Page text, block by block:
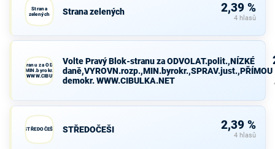
Strana
zelených
Strana zelených 2,39 %
4 hlasů
Blok-stranu za ODVOLAT.polit.,NÍZKÉ
demokr. WWW.CIBULKA.NET
Volte Pravý Blok-stranu za ODVOLAT.polit.,NÍZKÉ
daně,VYROVN.rozp.,MIN.byrokr.,SPRAV.just.,PŘÍMOU
demokr. WWW.CIBULKA.NET
STŘEDOČEŠI STŘEDOČEŠI 2,39 %
4 hlasů